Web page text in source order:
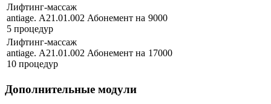
Лифтинг-массаж
antiage. А21.01.002 Абонемент на
5 процедур
9000
Лифтинг-массаж
antiage. А21.01.002 Абонемент на
10 процедур
17000
Дополнительные модули